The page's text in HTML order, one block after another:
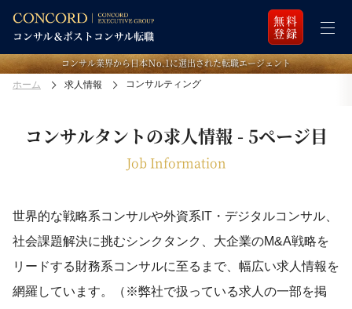
無料
登録
コンサル業界から日本Ｎo.1に選出された転職エージェント
ホーム 求人情報 コンサルティング
コンサルタントの求人情報 - 5ページ目
Job Information
世界的な戦略系コンサルや外資系IT・デジタルコンサル、
社会課題解決に挑むシンクタンク、 大企業のM&A戦略を
リードする財務系コンサルに至るまで、 幅広い求人情報を
網羅しています。（※弊社で扱っている求人の一部を掲